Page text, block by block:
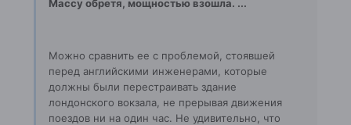
Массу обретя, мощностью взошла. ...
Можно сравнить ее с проблемой, стоявшей
перед английскими инженерами, которые
должны были перестраивать здание
лондонского вокзала, не прерывая движения
поездов ни на один час. Не удивительно, что